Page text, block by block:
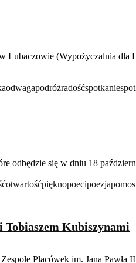
(Wypożyczalnia dla
odwagapodróżradośćspotkanie
odbędzie się w dniu 18
otwartośćpięknopoecipoezja
Tobiaszem Kubiszynami
Placówek im. Jana Pawła